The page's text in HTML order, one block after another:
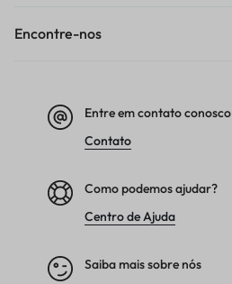
Encontre-nos
Entre em contato conosco
Contato
Como podemos ajudar?
Centro de Ajuda
Saiba mais sobre nós